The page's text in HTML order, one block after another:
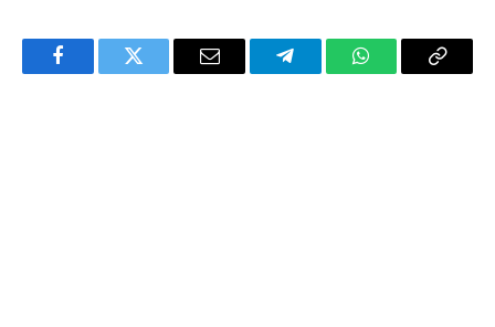
FacebookTwitter Email TelegramWhatsAppCopy